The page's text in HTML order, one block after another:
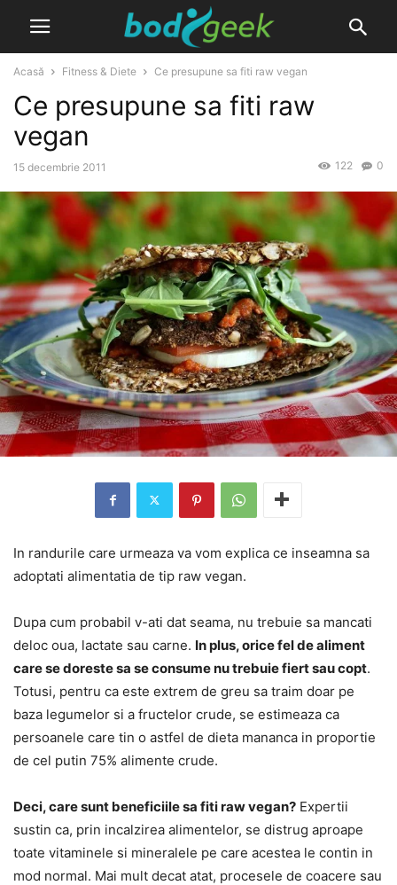
Acasă Fitness & Diete Ce presupune sa fiti raw vegan
Ce presupune sa fiti raw
vegan
15 decembrie 2011 0
122
In randurile care urmeaza va vom explica ce inseamna sa
adoptati alimentatia de tip raw vegan.
Dupa cum probabil v-ati dat seama, nu trebuie sa mancati
deloc oua, lactate sau carne. In plus, orice fel de aliment
care se doreste sa se consume nu trebuie fiert sau copt.
Totusi, pentru ca este extrem de greu sa traim doar pe
baza legumelor si a fructelor crude, se estimeaza ca
persoanele care tin o astfel de dieta mananca in proportie
de cel putin 75% alimente crude.
Deci, care sunt beneficiile sa fiti raw vegan? Expertii
sustin ca, prin incalzirea alimentelor, se distrug aproape
toate vitaminele si mineralele pe care acestea le contin in
mod normal. Mai mult decat atat, procesele de coacere sau